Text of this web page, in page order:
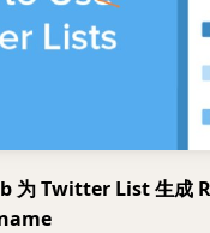
为 Twitter List 生成